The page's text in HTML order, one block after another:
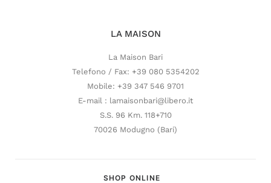
LA MAISON
La Maison Bari
Telefono / Fax: +39 080 5354202
Mobile: +39 347 546 9701
E-mail : lamaisonbari@libero.it
S.S. 96 Km. 118+710
70026 Modugno (Bari)
SHOP ONLINE